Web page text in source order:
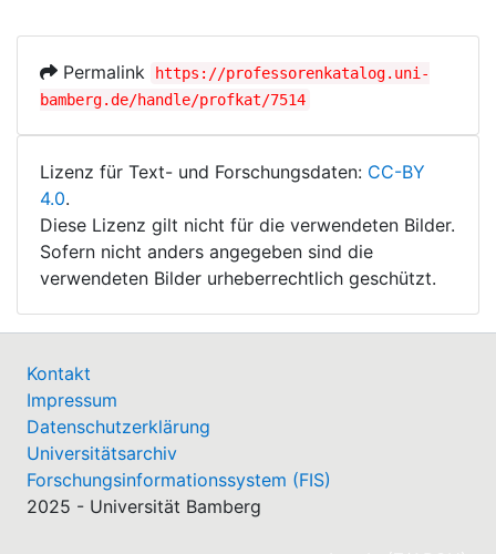
Permalink
https://professorenkatalog.uni-
bamberg.de/handle/profkat/7514
Lizenz für Text- und Forschungsdaten: CC-BY
4.0.
Diese Lizenz gilt nicht für die verwendeten Bilder.
Sofern nicht anders angegeben sind die
verwendeten Bilder urheberrechtlich geschützt.
Kontakt
Impressum
Datenschutzerklärung
Universitätsarchiv
Forschungsinformationssystem (FIS)
2025 - Universität Bamberg